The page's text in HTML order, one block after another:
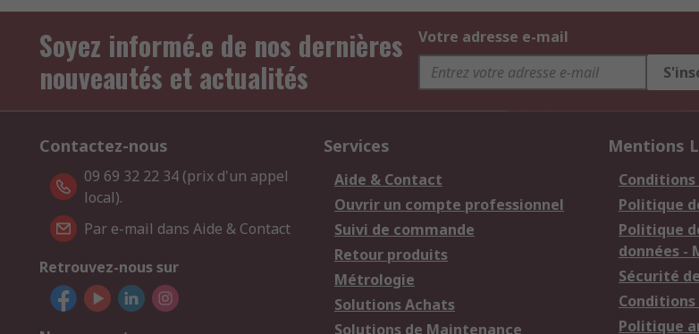
Soyez informé.e de nos dernières
nouveautés et actualités
Votre adresse e-mail
Contactez-nous
09 69 32 22 34 (prix d'un appel
local).
Par e-mail dans Aide & Contact
Retrouvez-nous sur
Services
Aide & Contact
Ouvrir un compte professionnel
Suivi de commande
Retour produits
Métrologie
Solutions Achats
Solutions de Maintenance
Mentions
Politique
Politique
données -
Sécurité
Politique